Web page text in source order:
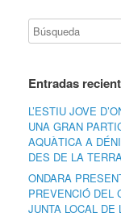
Entradas
L’ESTIU JOVE
UNA GRAN
AQUÀTICA A
DES DE LA
ONDARA
PREVENCIÓ DEL
JUNTA LOCAL DE